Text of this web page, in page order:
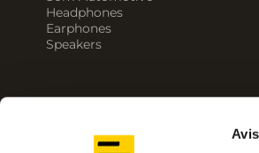
Headphones
Earphones
Speakers